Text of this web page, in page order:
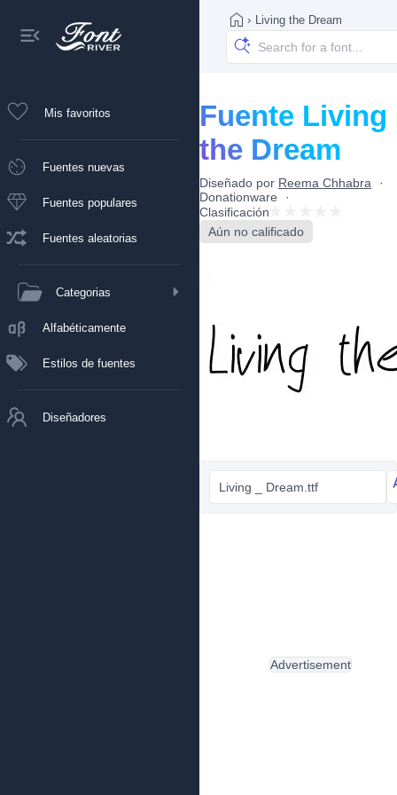
Mis favoritos
Fuentes nuevas
Fuentes populares
Fuentes aleatorias
Categorias
Alfabéticamente
Estilos de fuentes
Diseñadores
› Living the Dream
Fuente Living
the Dream
Diseñado por Reema Chhabra
Donationware
Clasificación
Aún no calificado
Living _ Dream.ttf
Advertisement